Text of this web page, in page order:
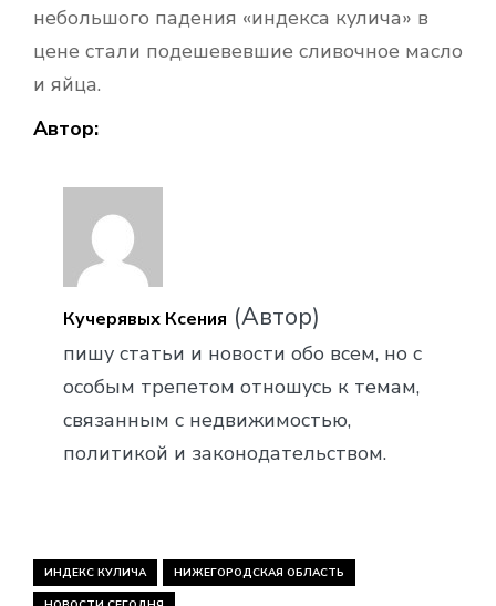
небольшого падения «индекса кулича» в
цене стали подешевевшие сливочное масло
и яйца.
Автор:
Кучерявых Ксения (Автор)
пишу статьи и новости обо всем, но с
особым трепетом отношусь к темам,
связанным с недвижимостью,
политикой и законодательством.
ИНДЕКС КУЛИЧА НИЖЕГОРОДСКАЯ ОБЛАСТЬ